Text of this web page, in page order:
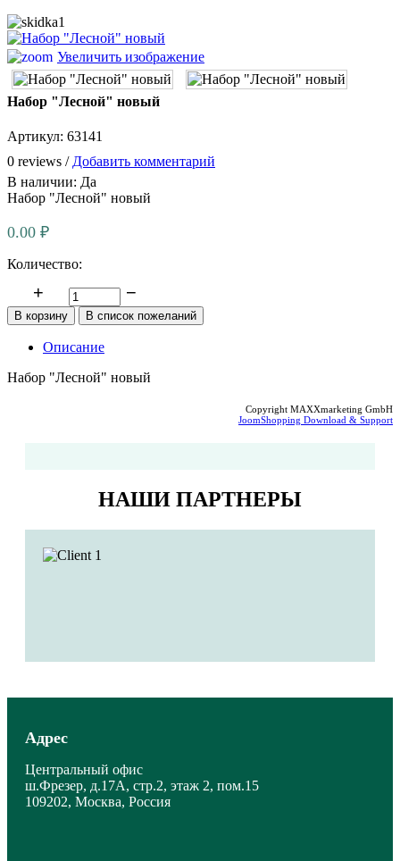
Увеличить изображение
Набор "Лесной" новый
Артикул: 63141
0 reviews / Добавить комментарий
В наличии: Да
Набор "Лесной" новый
0.00 ₽
Количество:
Описание
Набор "Лесной" новый
Copyright MAXXmarketing GmbH
JoomShopping Download & Support
НАШИ ПАРТНЕРЫ
Адрес
Центральный офис
ш.Фрезер, д.17А, стр.2, этаж 2, пом.15
109202, Москва, Россия